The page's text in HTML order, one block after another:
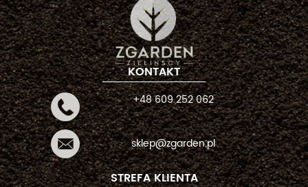
KONTAKT
+48 609 252 062
sklep@zgarden.pl
STREFA KLIENTA